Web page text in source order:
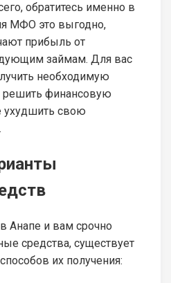
обратитесь именно в
МФО это выгодно,
прибыль от
займам. Для вас
необходимую
решить финансовую
ухудшить свою
Анапе и вам срочно
средства, существует
их получения: